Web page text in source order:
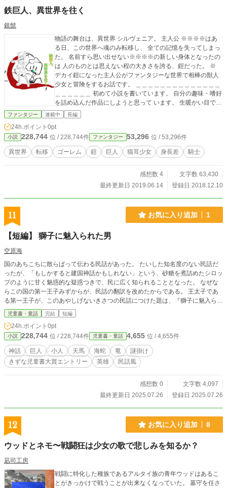
鉄巨人、異世界を往く
銀髭
物語の舞台は、異世界 シルヴェニア。 主人公 ※※※※はあ
る日、この世界へ魂のみ転移し、 全ての記憶を失ってしまっ
た。 名前すら思い出せない※※※※の新しい身体となったの
は 人のものとは思えない程の大きさを誇る、鎧だった。 ※
デカイ鎧になった主人公がファンタジーな世界で相棒の獣人
少女と冒険をするお話です。 ＿＿＿＿＿＿＿＿＿＿＿＿＿＿
を詰め込んだ作品にしようと思って います。 生暖かい目で見
守って、読んで頂ければ幸いです。 感想や誤字の指摘等、お
す。
ファンタジー 連載中 長編
24h.ポイント 0pt
小説 228,744 位 / 228,744件 ファンタジー 53,296 位 / 53,296件
異世界 転移 ゴーレム 鎧 巨人 猫耳少女 身長差 騎士
感想数 4
文字数 63,430
最終更新日 2019.06.14
登録日 2018.12.10
11 お気に入り追加 1
【短編】 獅子に魅入られた男
空原海
国のあちこちに散らばって伝わる民話があった。 たいした知名度のない民話だ
ったが、「もしかすると建国神話かもしれない」という、砂糖を煮詰めたシロッ
プのように甘く魅惑的な疑惑つきで、民に広く知られることとなった。 なぜな
らこの国の第一王子みずからが、民話の翻訳を改めたからである。 王太子であ
る第一王子が、このあやしげないきさつの民話につけた題は、『獅子に魅入られ
た男』。 さて、『獅子に魅入られた男』とは、いったい誰のことなのだろう。
児童書・童話 完結 短編
24h.ポイント 0pt
小説 228,744 位 / 228,744件 児童書・童話 4,655 位 / 4,655件
神話 巨人 小人 天馬 海蛇 竜
謎掛け
きずな児童書大賞エントリー
英雄 民話風
感想数 0
文字数 4,097
最終更新日 2025.07.26
登録日 2025.07.26
12 お気に入り追加 8
ウッドとネモ〜戦闘狂は少女の歌で悲しみを知るか？
凪司工房
戦闘に特化した種族であるアルタイ族の青年ウッドはあるこ
とがきっかけで戦うことが出来なくなっていた。 墓守を任さ